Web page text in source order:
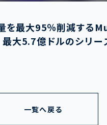
を最大95％削減する
大5.7億ドルのシリー
一覧へ戻る